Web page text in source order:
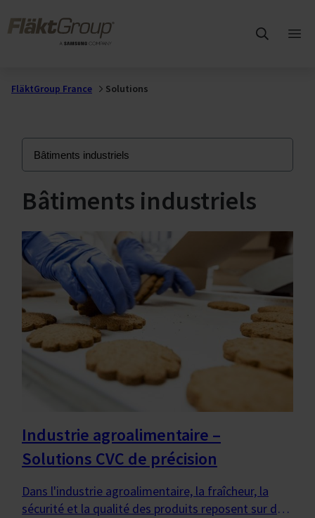
FläktGroup France Solutions
Bâtiments industriels
Industrie agroalimentaire –
Solutions CVC de précision
Dans l'industrie agroalimentaire, la fraîcheur, la
sécurité et la qualité des produits reposent sur des